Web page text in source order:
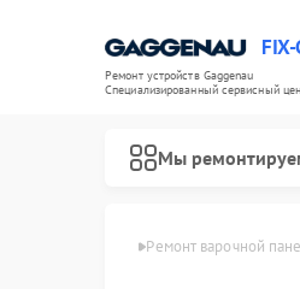
FIX-
Ремонт устройств Gaggenau
Специализированный cервисный
Мы
в Новокузнецке Ремонт варочной